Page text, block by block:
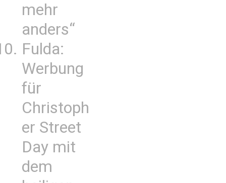
mehr
anders“
Fulda:
Werbung
für
Christoph
er Street
Day mit
dem